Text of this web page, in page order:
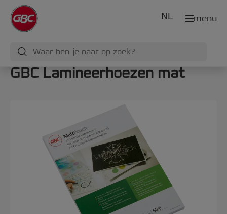
menu
NL
GBC Lamineerhoezen mat